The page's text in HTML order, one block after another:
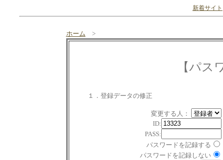
新着サイト
ホーム >
【パス
１．登録データの修正
変更する人：
ID:
PASS:
パスワードを記録する
パスワードを記録しない